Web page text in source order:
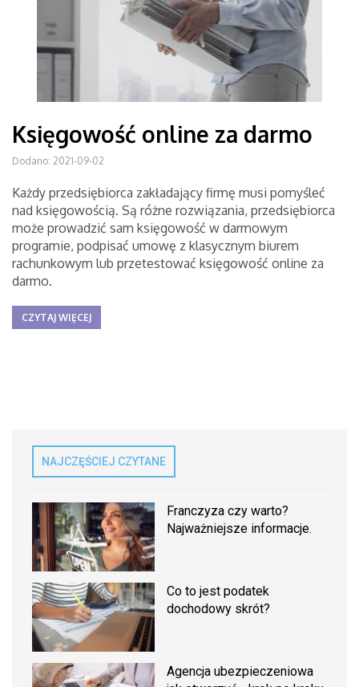
Księgowość online za darmo
Dodano: 2021-09-02
Każdy przedsiębiorca zakładający firmę musi pomyśleć
nad księgowością. Są różne rozwiązania, przedsiębiorca
może prowadzić sam księgowość w darmowym
programie, podpisać umowę z klasycznym biurem
rachunkowym lub przetestować księgowość online za
darmo.
CZYTAJ WIĘCEJ
NAJCZĘŚCIEJ CZYTANE
Franczyza czy warto?
Najważniejsze informacje.
Co to jest podatek
dochodowy skrót?
Agencja ubezpieczeniowa